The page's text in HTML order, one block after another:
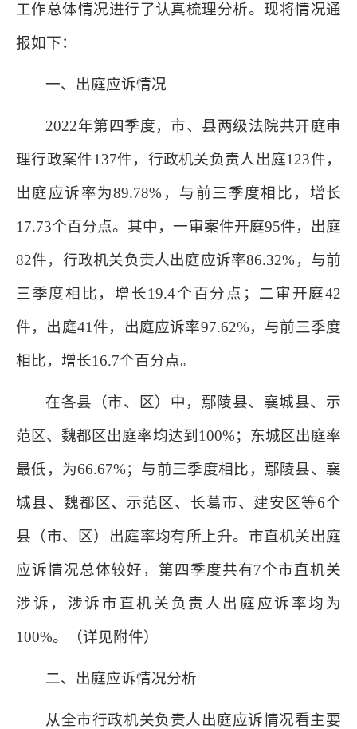
工作总体情况进行了认真梳理分析。现将情况通
报如下：
一、出庭应诉情况
2022年第四季度，市、县两级法院共开庭审
理行政案件137件，行政机关负责人出庭123件，
出庭应诉率为89.78%，与前三季度相比，增长
17.73个百分点。其中，一审案件开庭95件，出庭
82件，行政机关负责人出庭应诉率86.32%，与前
三季度相比，增长19.4个百分点；二审开庭42
件，出庭41件，出庭应诉率97.62%，与前三季度
相比，增长16.7个百分点。
在各县（市、区）中，鄢陵县、襄城县、示
范区、魏都区出庭率均达到100%；东城区出庭率
最低，为66.67%；与前三季度相比，鄢陵县、襄
城县、魏都区、示范区、长葛市、建安区等6个
县（市、区）出庭率均有所上升。市直机关出庭
应诉情况总体较好，第四季度共有7个市直机关
涉诉，涉诉市直机关负责人出庭应诉率均为
100%。（详见附件）
二、出庭应诉情况分析
从全市行政机关负责人出庭应诉情况看主要